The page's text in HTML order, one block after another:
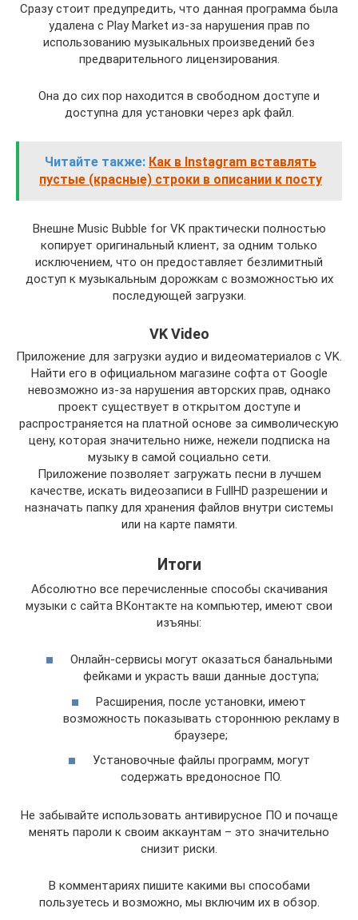
Сразу стоит предупредить, что данная программа была
удалена с Play Market из-за нарушения прав по
использованию музыкальных произведений без
предварительного лицензирования.
Она до сих пор находится в свободном доступе и
доступна для установки через apk файл.
Читайте также: Как в Instagram вставлять
пустые (красные) строки в описании к посту
Внешне Music Bubble for VK практически полностью
копирует оригинальный клиент, за одним только
исключением, что он предоставляет безлимитный
доступ к музыкальным дорожкам с возможностью их
последующей загрузки.
VK Video
Приложение для загрузки аудио и видеоматериалов с VK.
Найти его в официальном магазине софта от Google
невозможно из-за нарушения авторских прав, однако
проект существует в открытом доступе и
распространяется на платной основе за символическую
цену, которая значительно ниже, нежели подписка на
музыку в самой социально сети.
Приложение позволяет загружать песни в лучшем
качестве, искать видеозаписи в FullHD разрешении и
назначать папку для хранения файлов внутри системы
или на карте памяти.
Итоги
Абсолютно все перечисленные способы скачивания
музыки с сайта ВКонтакте на компьютер, имеют свои
изъяны:
Онлайн-сервисы могут оказаться банальными
фейками и украсть ваши данные доступа;
Расширения, после установки, имеют
возможность показывать стороннюю рекламу в
браузере;
Установочные файлы программ, могут
содержать вредоносное ПО.
Не забывайте использовать антивирусное ПО и почаще
менять пароли к своим аккаунтам – это значительно
снизит риски.
В комментариях пишите какими вы способами
пользуетесь и возможно, мы включим их в обзор.